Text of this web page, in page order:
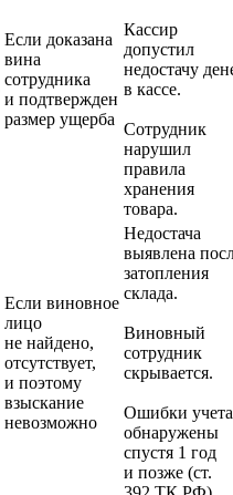
Если доказана
вина
сотрудника
и подтвержден
размер ущерба
Кассир
допустил
недостачу
в кассе.
Сотрудник
нарушил
правила
хранения
товара.
Если виновное
лицо
не найдено,
отсутствует,
и поэтому
взыскание
невозможно
Недостача
выявлена
затопления
склада.
Виновный
сотрудник
скрывается.
Ошибки учета
обнаружены
спустя 1 год
и позже (ст.